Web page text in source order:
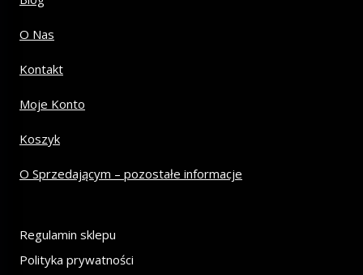
O Nas
Kontakt
Moje Konto
Koszyk
O Sprzedającym – pozostałe informacje
Regulamin sklepu
Polityka prywatności